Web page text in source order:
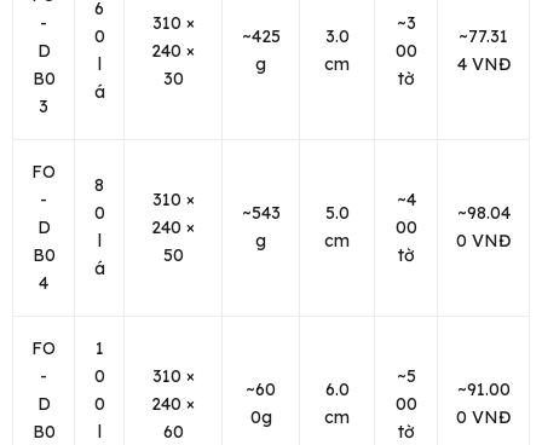
-
D
B0
3
6
0
l
á
310 ×
240 ×
30
~425
g
3.0
cm
~3
00
tờ
~77.31
4 VNĐ
FO
-
D
B0
4
8
0
l
á
310 ×
240 ×
50
~543
g
5.0
cm
~4
00
tờ
~98.04
0 VNĐ
FO
-
D
B0
1
0
0
l
310 ×
240 ×
60
~60
0g
6.0
cm
~5
00
tờ
~91.00
0 VNĐ